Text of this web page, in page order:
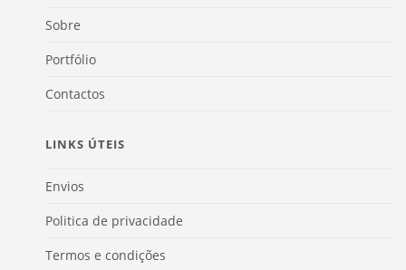
Sobre
Portfólio
Contactos
LINKS ÚTEIS
Envios
Politica de privacidade
Termos e condições